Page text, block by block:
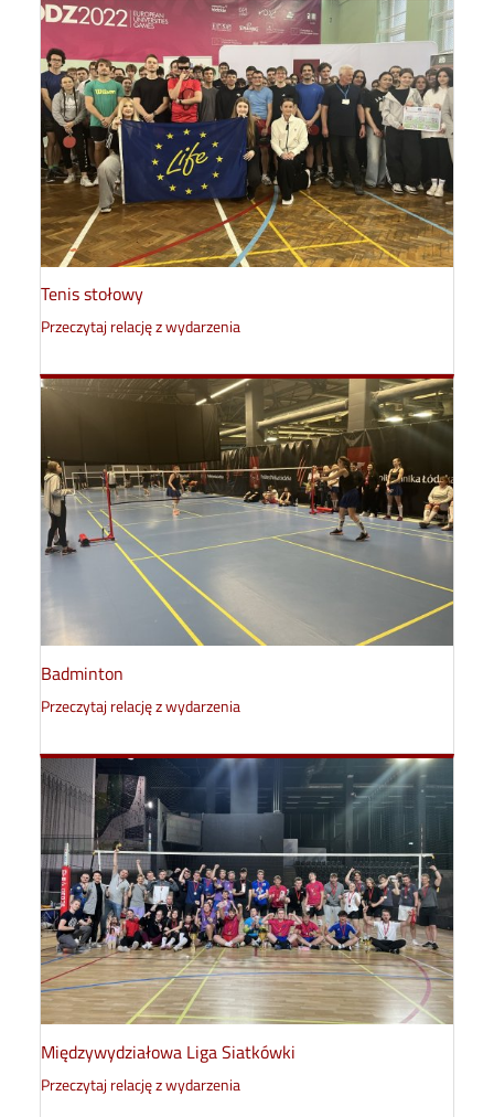
Tenis stołowy
Przeczytaj relację z wydarzenia
Badminton
Przeczytaj relację z wydarzenia
Międzywydziałowa Liga Siatkówki
Przeczytaj relację z wydarzenia